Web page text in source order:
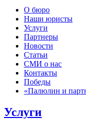
О бюро
Наши юристы
Услуги
Партнеры
Новости
Статьи
СМИ о нас
Контакты
Победы
«Палюлин и
Услуги